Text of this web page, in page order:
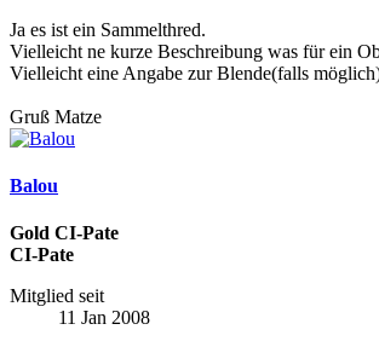
Ja es ist ein Sammelthred.
Vielleicht ne kurze Beschreibung was für ein
Vielleicht eine Angabe zur Blende(falls
Gruß Matze
Balou
Gold CI-Pate
CI-Pate
Mitglied seit
11 Jan 2008